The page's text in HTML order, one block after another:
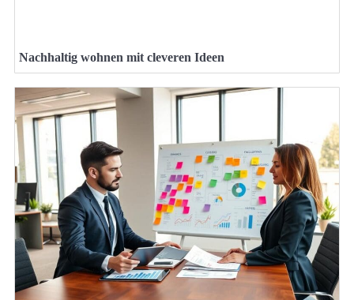
Nachhaltig wohnen mit cleveren Ideen